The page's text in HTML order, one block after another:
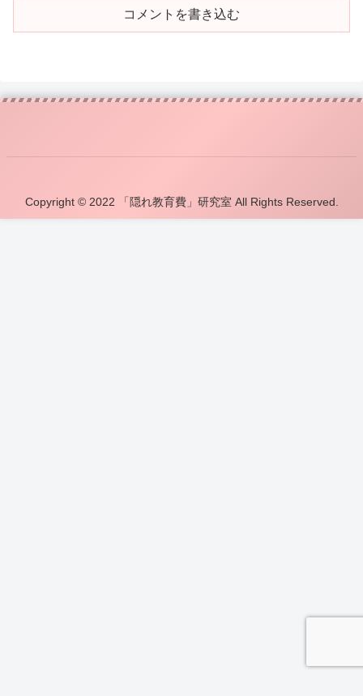
コメントを書き込む
Copyright © 2022 「隠れ教育費」研究室 All Rights Reserved.